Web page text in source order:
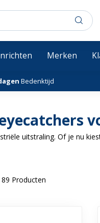
Merken
Bedenktijd
uitstraling. Of je nu
89 Producten